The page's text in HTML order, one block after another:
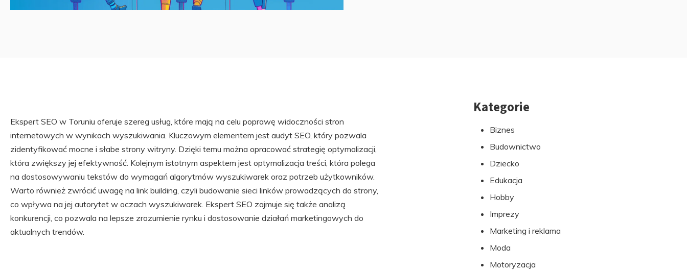
Ekspert SEO w Toruniu oferuje szereg usług, które mają na celu poprawę widoczności stron
internetowych w wynikach wyszukiwania. Kluczowym elementem jest audyt SEO, który pozwala
zidentyfikować mocne i słabe strony witryny. Dzięki temu można opracować strategię optymalizacji,
która zwiększy jej efektywność. Kolejnym istotnym aspektem jest optymalizacja treści, która polega
na dostosowywaniu tekstów do wymagań algorytmów wyszukiwarek oraz potrzeb użytkowników.
Warto również zwrócić uwagę na link building, czyli budowanie sieci linków prowadzących do strony,
co wpływa na jej autorytet w oczach wyszukiwarek. Ekspert SEO zajmuje się także analizą
konkurencji, co pozwala na lepsze zrozumienie rynku i dostosowanie działań marketingowych do
aktualnych trendów.
PrzejdźKategorie
Biznes
Budownictwo
Dziecko
Edukacja
Hobby
Imprezy
Marketing i reklama
Moda
Motoryzacja